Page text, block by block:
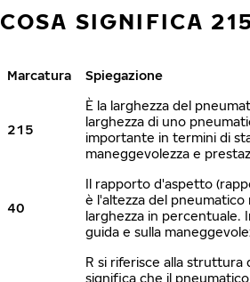
COSA SIGNIFICA
Marcatura Spiegazione
215
È la larghezza del
larghezza di uno
importante in termini di
maneggevolezza e
40
Il rapporto d'aspetto
è l'altezza del pneumatico
larghezza in percentuale.
guida e sulla
R si riferisce alla struttura
significa che il